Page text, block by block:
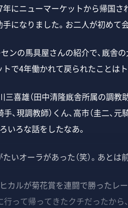
にニューマーケットから帰国
になりました。お二人が初めて
の馬具屋さんの紹介で、廐舎の
トで4年働かれて戻られたことは
喜雄（田中清隆廐舎所属の調教助
手、現調教師）くん、高市（圭二、
いろな話をしたなあ。
オーラがあった（笑）。あとは
カルが菊花賞を連闘で勝ったレ
って帰ってきたクチだったから